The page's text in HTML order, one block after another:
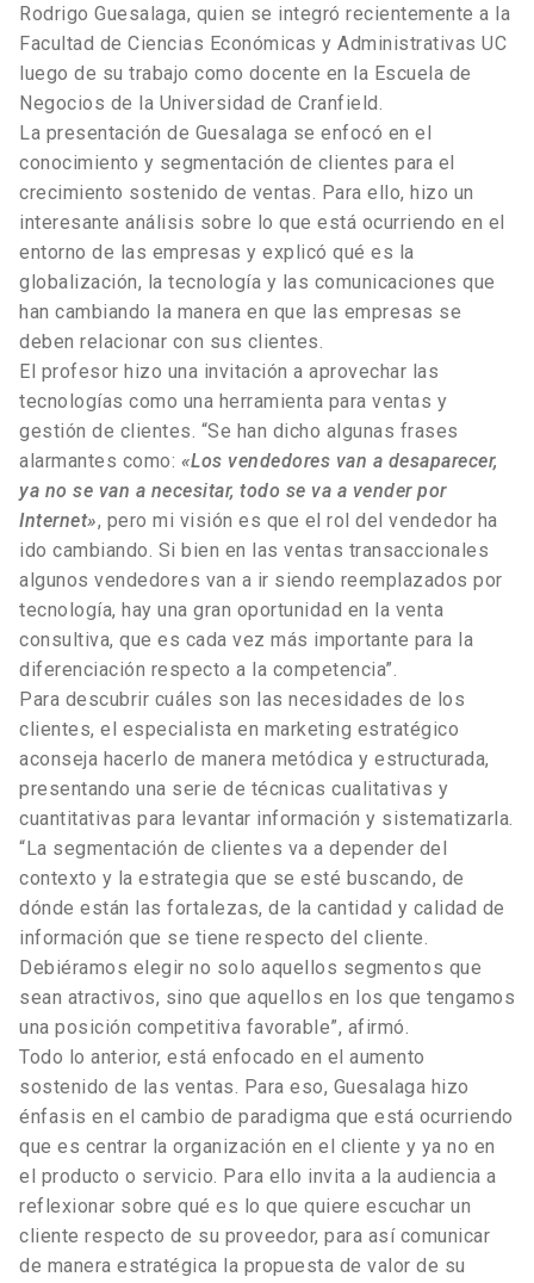
Rodrigo Guesalaga, quien se integró recientemente a la
Facultad de Ciencias Económicas y Administrativas UC
luego de su trabajo como docente en la Escuela de
Negocios de la Universidad de Cranfield.
La presentación de Guesalaga se enfocó en el
conocimiento y segmentación de clientes para el
crecimiento sostenido de ventas. Para ello, hizo un
interesante análisis sobre lo que está ocurriendo en el
entorno de las empresas y explicó qué es la
globalización, la tecnología y las comunicaciones que
han cambiando la manera en que las empresas se
deben relacionar con sus clientes.
El profesor hizo una invitación a aprovechar las
tecnologías como una herramienta para ventas y
gestión de clientes. “Se han dicho algunas frases
alarmantes como: «Los vendedores van a desaparecer,
ya no se van a necesitar, todo se va a vender por
Internet», pero mi visión es que el rol del vendedor ha
ido cambiando. Si bien en las ventas transaccionales
algunos vendedores van a ir siendo reemplazados por
tecnología, hay una gran oportunidad en la venta
consultiva, que es cada vez más importante para la
diferenciación respecto a la competencia”.
Para descubrir cuáles son las necesidades de los
clientes, el especialista en marketing estratégico
aconseja hacerlo de manera metódica y estructurada,
presentando una serie de técnicas cualitativas y
cuantitativas para levantar información y sistematizarla.
“La segmentación de clientes va a depender del
contexto y la estrategia que se esté buscando, de
dónde están las fortalezas, de la cantidad y calidad de
información que se tiene respecto del cliente.
Debiéramos elegir no solo aquellos segmentos que
sean atractivos, sino que aquellos en los que tengamos
una posición competitiva favorable”, afirmó.
Todo lo anterior, está enfocado en el aumento
sostenido de las ventas. Para eso, Guesalaga hizo
énfasis en el cambio de paradigma que está ocurriendo
que es centrar la organización en el cliente y ya no en
el producto o servicio. Para ello invita a la audiencia a
reflexionar sobre qué es lo que quiere escuchar un
cliente respecto de su proveedor, para así comunicar
de manera estratégica la propuesta de valor de su